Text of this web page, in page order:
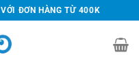
ĐƠN HÀNG TỪ 400K